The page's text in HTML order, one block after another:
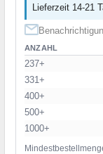
Lieferzeit 14-21
ANZAHL
237+
331+
400+
500+
1000+